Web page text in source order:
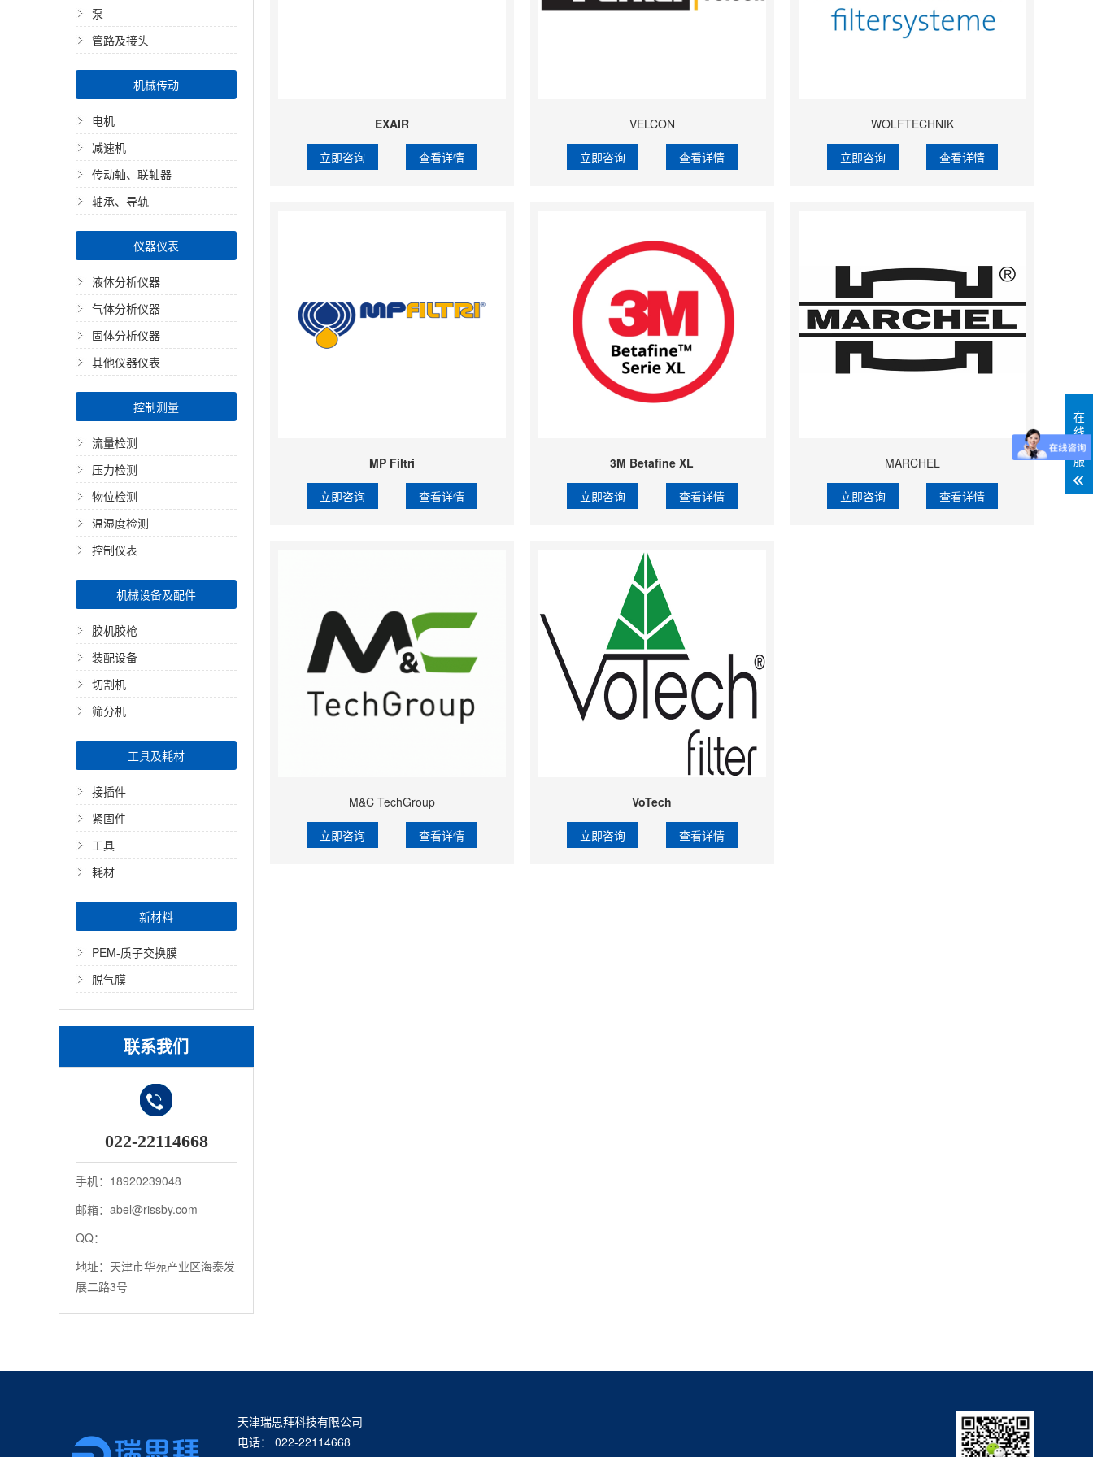
泵
管路及接头
机械传动
电机
减速机
传动轴、联轴器
轴承、导轨
仪器仪表
液体分析仪器
气体分析仪器
固体分析仪器
其他仪器仪表
控制测量
流量检测
压力检测
物位检测
温湿度检测
控制仪表
机械设备及配件
胶机胶枪
装配设备
切割机
筛分机
工具及耗材
接插件
紧固件
工具
耗材
新材料
PEM-质子交换膜
脱气膜
联系我们
022-22114668
手机：18920239048
邮箱：abel@rissby.com
QQ：
地址：天津市华苑产业区海泰发
展二路3号
EXAIR
立即咨询 查看详情
VELCON
立即咨询 查看详情
WOLFTECHNIK
立即咨询 查看详情
MP Filtri
立即咨询 查看详情
3M Betafine XL
立即咨询 查看详情
MARCHEL
立即咨询 查看详情
M&C TechGroup
立即咨询 查看详情
VoTech
立即咨询 查看详情
天津瑞思拜科技有限公司
电话： 022-22114668
在
线
客
服